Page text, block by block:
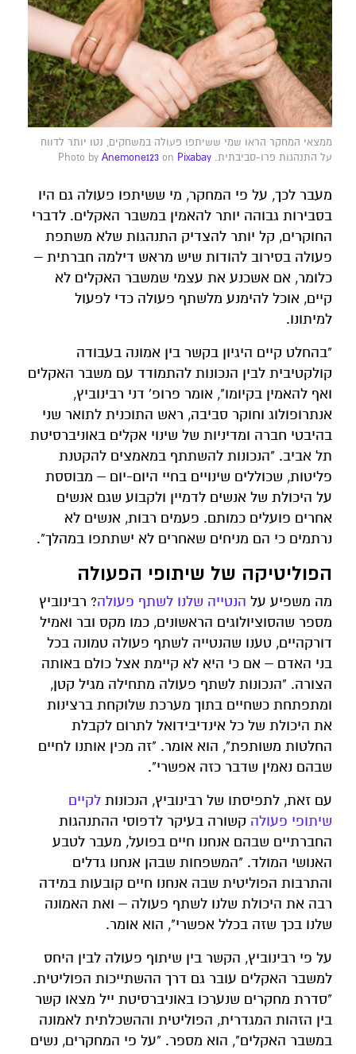
ממצאי המחקר הראו שמי ששיתפו פעולה במשחקים, נטו יותר לדווח
על התנהגות פרו-סביבתית. Photo by
Anemone123 on Pixabay
מעבר לכך, על פי המחקר, מי ששיתפו פעולה גם היו
בסבירות גבוהה יותר להאמין במשבר האקלים. לדברי
החוקרים, קל יותר להצדיק התנהגות שלא משתפת
פעולה בסירוב להודות שיש מראש דילמה חברתית –
כלומר, אם אשכנע את עצמי שמשבר האקלים לא
קיים, אוכל להימנע מלשתף פעולה כדי לפעול
למיתונו.
"בהחלט קיים היגיון בקשר בין אמונה בעבודה
קולקטיבית לבין הנכונות להתמודד עם משבר האקלים
ואף להאמין בקיומו", אומר פרופ' דני רבינוביץ,
אנתרופולוג וחוקר סביבה, ראש התוכנית לתואר שני
בהיבטי חברה ומדיניות של שינוי אקלים באוניברסיטת
תל אביב. "הנכונות להשתתף במאמצים להקטנת
פליטות, שכוללים שינויים בחיי היום-יום – מבוססת
על היכולת של אנשים לדמיין ולקבוע שגם אנשים
אחרים פועלים כמותם. פעמים רבות, אנשים לא
נרתמים כי הם מניחים שאחרים לא ישתתפו במהלך".
הפוליטיקה של שיתופי הפעולה
מה משפיע על הנטייה שלנו לשתף פעולה? רבינוביץ
מספר שהסוציולוגים הראשונים, כמו מקס ובר ואמיל
דורקהיים, טענו שהנטייה לשתף פעולה טמונה בכל
בני האדם – אם כי היא לא קיימת אצל כולם באותה
הצורה. "הנכונות לשתף פעולה מתחילה מגיל קטן,
ומתפתחת כשחיים בתוך מערכת שלוקחת ברצינות
את היכולת של כל אינדיבידואל לתרום לקבלת
החלטות משותפת", הוא אומר. "זה מכין אותנו לחיים
שבהם נאמין שדבר כזה אפשרי".
עם זאת, לתפיסתו של רבינוביץ, הנכונות לקיים
שיתופי פעולה קשורה בעיקר לדפוסי ההתנהגות
החברתיים שבהם אנחנו חיים בפועל, מעבר לטבע
האנושי המולד. "המשפחות שבהן אנחנו גדלים
והתרבות הפוליטית שבה אנחנו חיים קובעות במידה
רבה את היכולת שלנו לשתף פעולה – ואת האמונה
שלנו בכך שזה בכלל אפשרי", הוא אומר.
על פי רבינוביץ, הקשר בין שיתוף פעולה לבין היחס
למשבר האקלים עובר גם דרך ההשתייכות הפוליטית.
"סדרת מחקרים שנערכו באוניברסיטת ייל מצאו קשר
בין הזהות המגדרית, הפוליטית וההשכלתית לאמונה
במשבר האקלים", הוא מספר. "על פי המחקרים, נשים